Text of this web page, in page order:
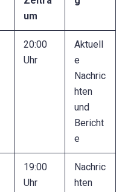
um
20:00
Uhr
Aktuell
e
Nachric
hten
und
Bericht
e
19:00
Uhr
Nachric
hten